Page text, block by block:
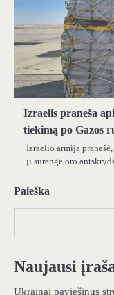
Izraelis praneša
tiekimą po Gazos
Izraelio armija
ji surengė oro
Paieška
Naujausi
Ukrainai paviešinus